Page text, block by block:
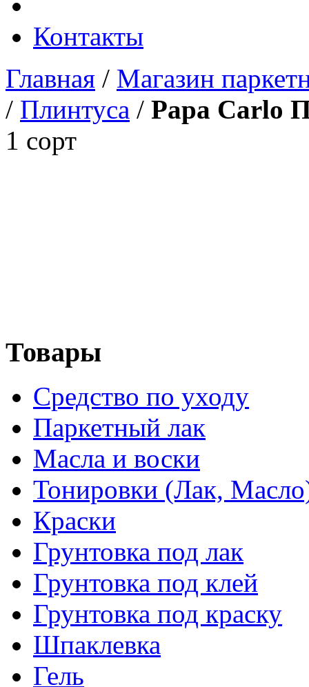
Контакты
Главная / Магазин
/ Плинтуса / Papa Carlo
1 сорт
Товары
Средство по уходу
Паркетный лак
Масла и воски
Тонировки (Лак,
Краски
Грунтовка под лак
Грунтовка под клей
Грунтовка под краску
Шпаклевка
Гель